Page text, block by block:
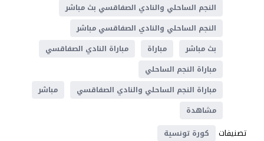
النجم الساحلي والنادي الصفاقسي بث مباشر
النجم الساحلي والنادي الصفاقسي مباشر
بث مباشر
مباراة
مباراة النادي الصفاقسي
مباراة النجم الساحلي
مباراة النجم الساحلي والنادي الصفاقسي
مباشر
مشاهدة
تصنيفات كورة تونسية